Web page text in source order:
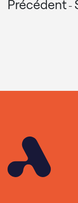
Précédent -